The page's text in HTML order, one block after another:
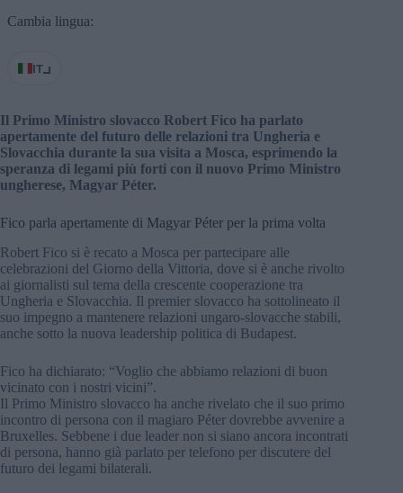
Cambia lingua:
IT
Il Primo Ministro slovacco Robert Fico ha parlato
apertamente del futuro delle relazioni tra Ungheria e
Slovacchia durante la sua visita a Mosca, esprimendo la
speranza di legami più forti con il nuovo Primo Ministro
ungherese, Magyar Péter.
Fico parla apertamente di Magyar Péter per la prima volta
Robert Fico si è recato a Mosca per partecipare alle
celebrazioni del Giorno della Vittoria, dove si è anche rivolto
ai giornalisti sul tema della crescente cooperazione tra
Ungheria e Slovacchia. Il premier slovacco ha sottolineato il
suo impegno a mantenere relazioni ungaro-slovacche stabili,
anche sotto la nuova leadership politica di Budapest.
Fico ha dichiarato: “Voglio che abbiamo relazioni di buon
vicinato con i nostri vicini”.
Il Primo Ministro slovacco ha anche rivelato che il suo primo
incontro di persona con il magiaro Péter dovrebbe avvenire a
Bruxelles. Sebbene i due leader non si siano ancora incontrati
di persona, hanno già parlato per telefono per discutere del
futuro dei legami bilaterali.